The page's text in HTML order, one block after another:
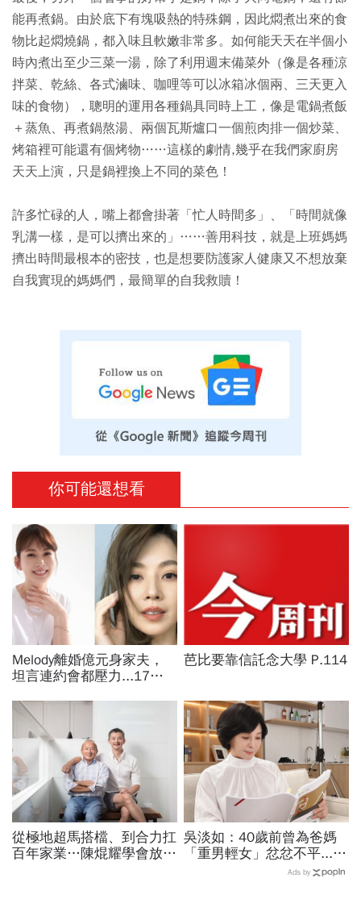
能再煮鍋。由於底下有塊吸熱的特殊鋼，因此燜煮出來的食
物比起燜燒鍋，都入味且軟嫩非常多。如何能天天在半個小
時內煮出至少三菜一湯，除了利用週末備菜外（像是各種涼
拌菜、乾絲、各式滷味、咖哩等可以冰箱冰個兩、三天更入
味的食物），聰明的運用各種鍋具同時上工，像是電鍋煮飯
＋蒸魚、再煮鍋熬湯、兩個瓦斯爐口一個煎肉排一個炒菜、
烤箱裡可能還有個烤物……這樣的劇情,幾乎在我們家廚房
天天上演，只是鍋裡換上不同的菜色！
許多忙碌的人，嘴上都會掛著「忙人時間多」、「時間就像
乳溝一樣，是可以擠出來的」……善用科技，就是上班媽媽
擠出時間最根本的密技，也是想要防護家人健康又不想放棄
自我實現的媽媽們，最簡單的自我救贖！
你可能還想看
Melody離婚億元身家夫，
坦言連約會都壓力...17年
我們停在分岔路口
芭比要靠信託念大學 P.114
從極地超馬搭檔、到合力扛
百年家業…陳焜耀學會放
吳淡如：40歲前曾為爸媽
「重男輕女」忿忿不平...弟
弟的抱怨讓我領悟「被重視
Ads by